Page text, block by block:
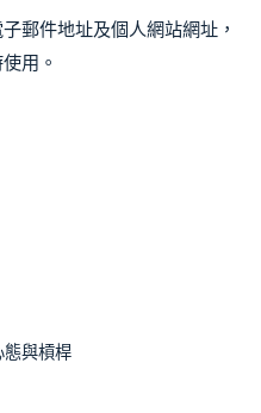
郵件地址及個人網站網址，
用。
態與槓桿